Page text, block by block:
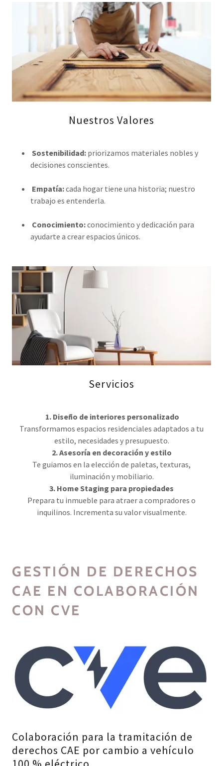
Nuestros Valores
Sostenibilidad:priorizamos materiales nobles y
decisiones conscientes.
Empatía:cada hogar tiene una historia; nuestro
trabajo es entenderla.
Conocimiento:conocimiento y dedicación para
ayudarte a crear espacios únicos.
Servicios
1. Diseño de interiores personalizado
Transformamos espacios residenciales adaptados a tu
estilo, necesidades y presupuesto.
2. Asesoría en decoración y estilo
Te guiamos en la elección de paletas, texturas,
iluminación y mobiliario.
3. Home Staging para propiedades
Prepara tu inmueble para atraer a compradores o
inquilinos. Incrementa su valor visualmente.
GESTIÓN DE DERECHOS
CAE EN COLABORACIÓN
CON CVE
Colaboración para la tramitación de
derechos CAE por cambio a vehículo